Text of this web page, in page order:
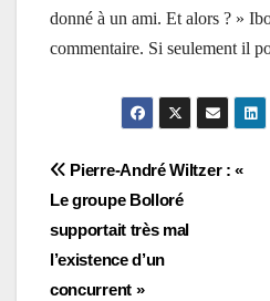
donné à un ami. Et alors ? »
commentaire. Si seulement il
Navigation
de
l’article
Pierre-André Wiltzer : «
Le groupe Bolloré
supportait très mal
l’existence d’un
concurrent »